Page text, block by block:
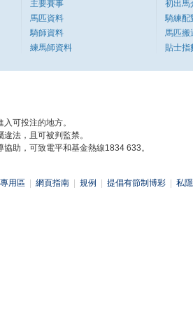
主要賽事
馬匹資料
騎師資料
練馬師資料
初出馬
騎練配
馬匹搬
貼士指
可投注的地方。
法，且可被判監禁。
助，可致電平和基金熱線1834 633。
用區 網頁指南 規例 提倡有節制博彩 私